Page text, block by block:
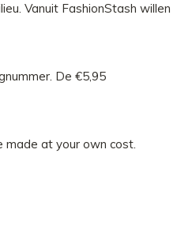
Vanuit FashionStash willen
De €5,95
made at your own cost.